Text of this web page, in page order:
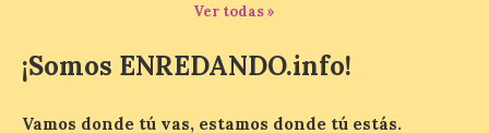
constelación de satélites
por SpaceX. La incorporación de esta
tecnología forma parte del compromiso
Ver todas »
¡Somos ENREDANDO.info!
Vamos donde tú vas, estamos donde tú estás.